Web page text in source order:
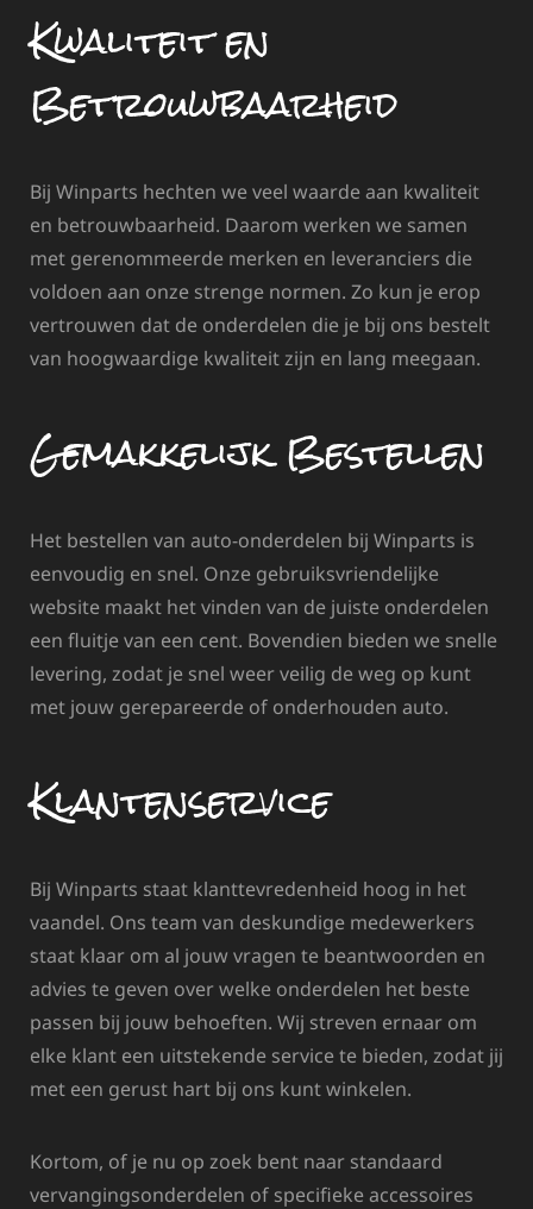
Kwaliteit en
Betrouwbaarheid
Bij Winparts hechten we veel waarde aan kwaliteit
en betrouwbaarheid. Daarom werken we samen
met gerenommeerde merken en leveranciers die
voldoen aan onze strenge normen. Zo kun je erop
vertrouwen dat de onderdelen die je bij ons bestelt
van hoogwaardige kwaliteit zijn en lang meegaan.
Gemakkelijk Bestellen
Het bestellen van auto-onderdelen bij Winparts is
eenvoudig en snel. Onze gebruiksvriendelijke
website maakt het vinden van de juiste onderdelen
een fluitje van een cent. Bovendien bieden we snelle
levering, zodat je snel weer veilig de weg op kunt
met jouw gerepareerde of onderhouden auto.
Klantenservice
Bij Winparts staat klanttevredenheid hoog in het
vaandel. Ons team van deskundige medewerkers
staat klaar om al jouw vragen te beantwoorden en
advies te geven over welke onderdelen het beste
passen bij jouw behoeften. Wij streven ernaar om
elke klant een uitstekende service te bieden, zodat jij
met een gerust hart bij ons kunt winkelen.
Kortom, of je nu op zoek bent naar standaard
vervangingsonderdelen of specifieke accessoires